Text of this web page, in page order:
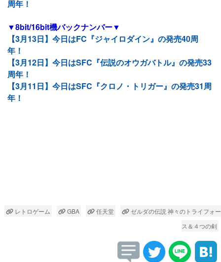
周年！
▼8bit/16bit機バックナンバー▼
【3月13日】今日はFC『ジャイロダイン』の発売40周
年！
【3月12日】今日はSFC『伝説のオウガバトル』の発売33
周年！
【3月11日】今日はSFC『クロノ・トリガー』の発売31周
年！
レトロゲーム GBA 任天堂
ゼルダの伝説 神々のトライフォー
ス＆４つの剣